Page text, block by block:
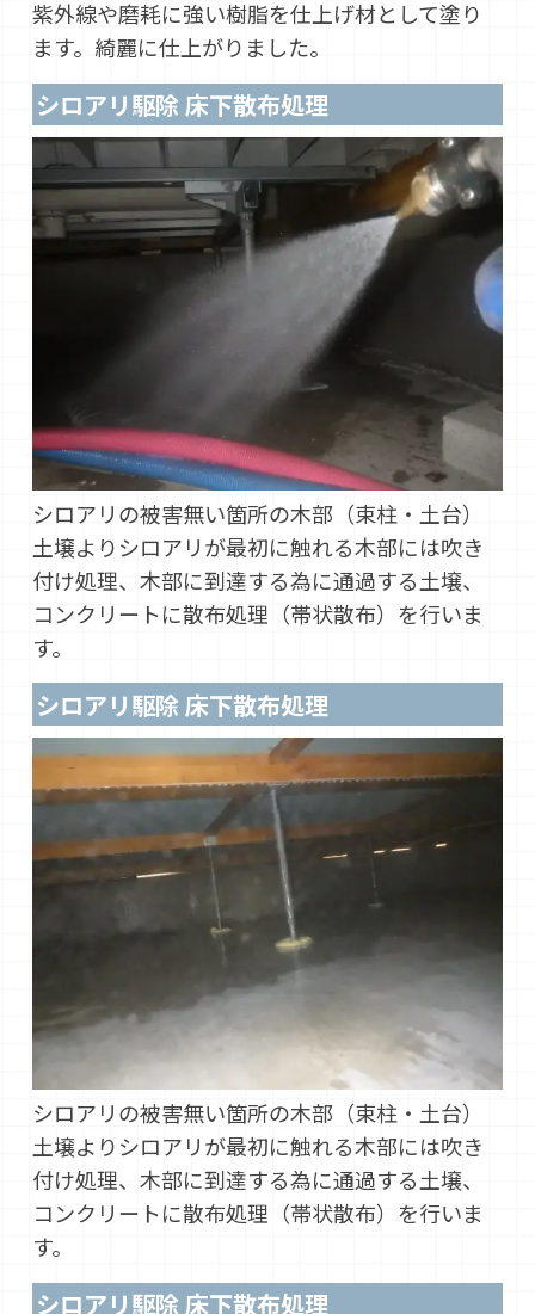
紫外線や磨耗に強い樹脂を仕上げ材として塗り
ます。綺麗に仕上がりました。
シロアリ駆除 床下散布処理
シロアリの被害無い箇所の木部（束柱・土台）
土壌よりシロアリが最初に触れる木部には吹き
付け処理、木部に到達する為に通過する土壌、
コンクリートに散布処理（帯状散布）を行いま
す。
シロアリ駆除 床下散布処理
シロアリの被害無い箇所の木部（束柱・土台）
土壌よりシロアリが最初に触れる木部には吹き
付け処理、木部に到達する為に通過する土壌、
コンクリートに散布処理（帯状散布）を行いま
す。
シロアリ駆除 床下散布処理